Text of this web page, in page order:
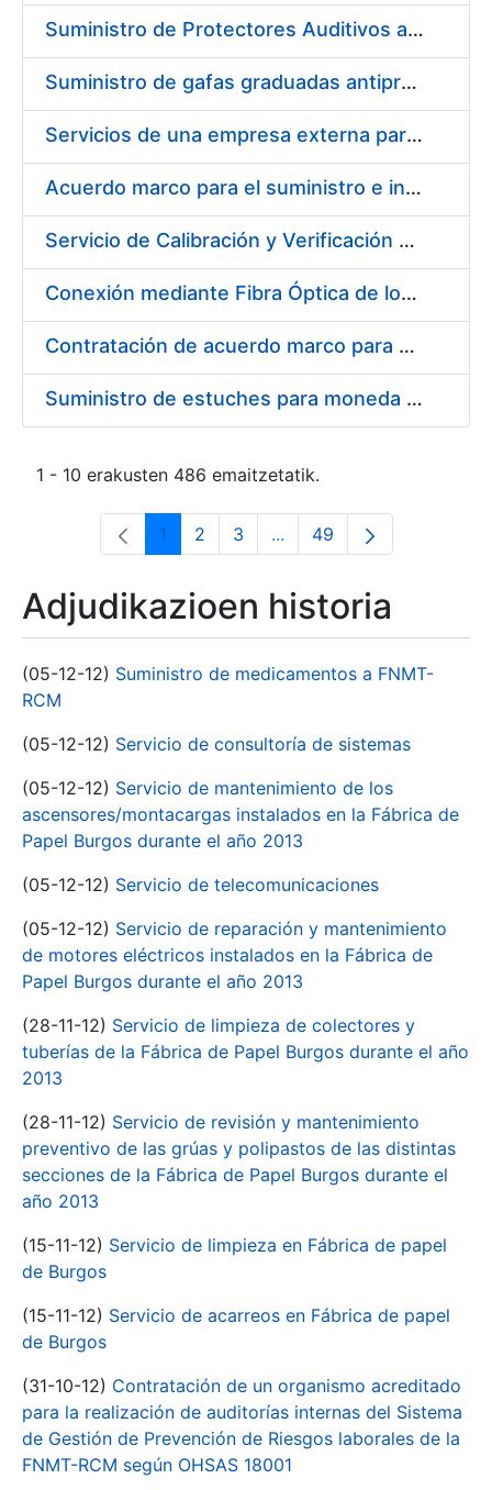
Suministro de Protectores Auditivos a medida para las personas trabajadoras de los Centros de Trabajo de Madrid y Burgos
Suministro de gafas graduadas antiproyecciones para los trabajadores de la FNMT-RCM en los centros de trabajo de Madrid y Burgos
Servicios de una empresa externa para el asesoramiento y resolución de los recursos de alzada que se presentan relacionados con procesos de selección para la FNMT-RCM
Acuerdo marco para el suministro e instalación de persianas, estores y otros complementos
Servicio de Calibración y Verificación Externa de los Equipos de Medición del Servicio de Prevención de la FNMT-RCM
Conexión mediante Fibra Óptica de los Centros de Proceso de Datos (CPDs) de las sedes de la FNMT-RCM de Burgos y Madrid
Contratación de acuerdo marco para el Suministro de Material de Electricidad para la Fábrica Nacional de Moneda y Timbre-Real Casa de la Moneda en su centro de trabajo de Burgos
Suministro de estuches para moneda de 30 €
1 - 10 erakusten 486 emaitzetatik.
Orrialdea
1 Orrialdea
2 Orrialdea
3 ...Intermediate Pages Use
Orrialdea
49
Adjudikazioen historia
(05-12-12) Suministro de medicamentos a FNMT-
RCM
(05-12-12) Servicio de consultoría de sistemas
(05-12-12) Servicio de mantenimiento de los
ascensores/montacargas instalados en la Fábrica de
Papel Burgos durante el año 2013
(05-12-12) Servicio de telecomunicaciones
(05-12-12) Servicio de reparación y mantenimiento
de motores eléctricos instalados en la Fábrica de
Papel Burgos durante el año 2013
(28-11-12) Servicio de limpieza de colectores y
tuberías de la Fábrica de Papel Burgos durante el año
2013
(28-11-12) Servicio de revisión y mantenimiento
preventivo de las grúas y polipastos de las distintas
secciones de la Fábrica de Papel Burgos durante el
año 2013
(15-11-12) Servicio de limpieza en Fábrica de papel
de Burgos
(15-11-12) Servicio de acarreos en Fábrica de papel
de Burgos
(31-10-12) Contratación de un organismo acreditado
para la realización de auditorías internas del Sistema
de Gestión de Prevención de Riesgos laborales de la
FNMT-RCM según OHSAS 18001